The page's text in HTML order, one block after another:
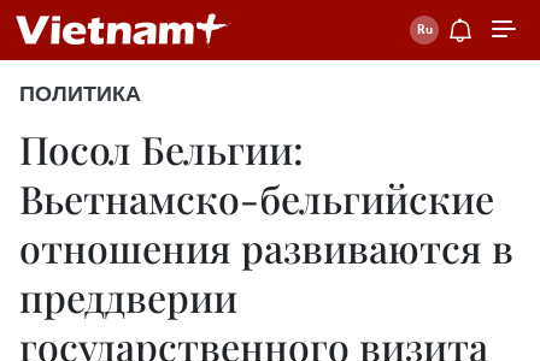
ПОЛИТИКА
Посол Бельгии:
Вьетнамско-бельгийские
отношения развиваются в
преддверии
государственного визита